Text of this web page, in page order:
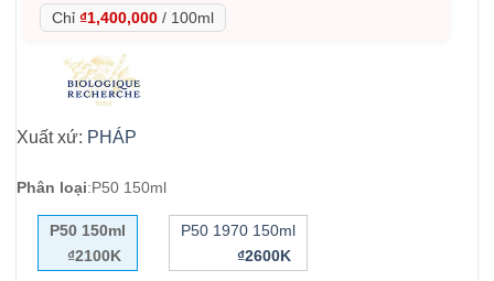
Chỉ ₫1,400,000 / 100ml
Xuất xứ: PHÁP
Phân loại:P50 150ml
P50 150ml
₫2100K
P50 1970 150ml
₫2600K